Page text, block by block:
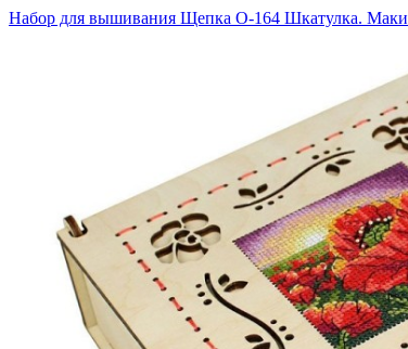
Набор для вышивания Щепка О-164 Шкатулка. Маки